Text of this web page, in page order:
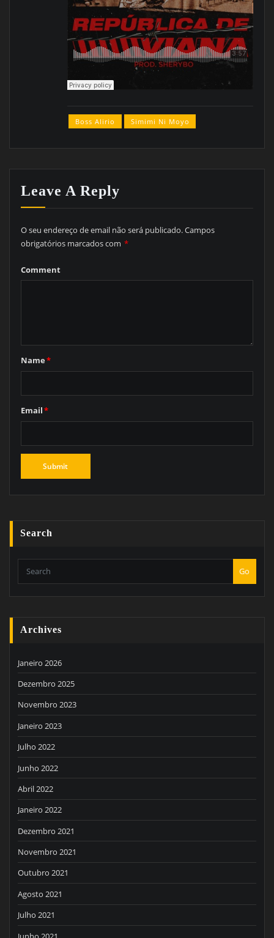
Boss Alirio Simimi Ni Moyo
Leave A Reply
O seu endereço de email não será publicado.Campos
obrigatórios marcados com *
Comment
Name*
Email*
Search
Go
Archives
Janeiro 2026
Dezembro 2025
Novembro 2023
Janeiro 2023
Julho 2022
Junho 2022
Abril 2022
Janeiro 2022
Dezembro 2021
Novembro 2021
Outubro 2021
Agosto 2021
Julho 2021